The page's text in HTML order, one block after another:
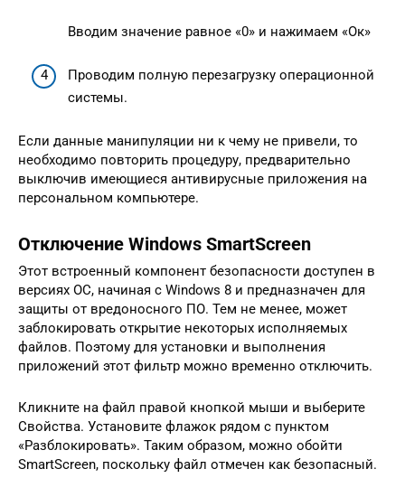
Вводим значение равное «0» и нажимаем «Ок»
Проводим полную перезагрузку операционной
системы.
Если данные манипуляции ни к чему не привели, то
необходимо повторить процедуру, предварительно
выключив имеющиеся антивирусные приложения на
персональном компьютере.
Отключение Windows SmartScreen
Этот встроенный компонент безопасности доступен в
версиях ОС, начиная с Windows 8 и предназначен для
защиты от вредоносного ПО. Тем не менее, может
заблокировать открытие некоторых исполняемых
файлов. Поэтому для установки и выполнения
приложений этот фильтр можно временно отключить.
Кликните на файл правой кнопкой мыши и выберите
Свойства. Установите флажок рядом с пунктом
«Разблокировать». Таким образом, можно обойти
SmartScreen, поскольку файл отмечен как безопасный.